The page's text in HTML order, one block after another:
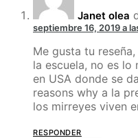
Janet olea
septiembre 16, 2019 a
Me gusta tu
la escuela, no es lo
en USA donde se
reasons why a la
los mirreyes viven
RESPONDER